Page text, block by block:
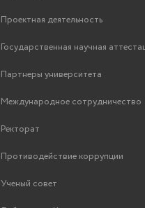
Проектная деятельность
Государственная научная
Партнеры университета
Международное сотрудничество
Ректорат
Противодействие коррупции
Ученый совет